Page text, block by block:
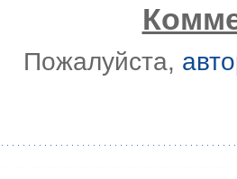
Пожалуйста,